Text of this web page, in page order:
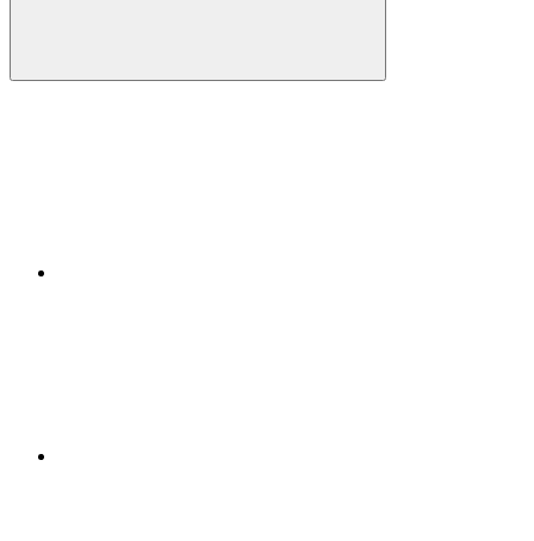
Compartilhar